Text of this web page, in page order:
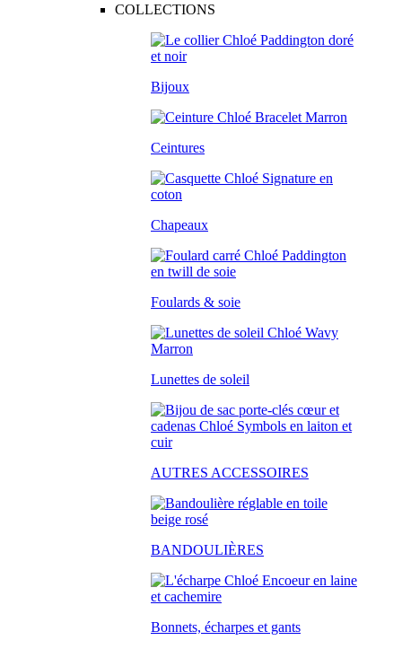
COLLECTIONS
Bijoux
Ceintures
Chapeaux
Foulards & soie
Lunettes de soleil
AUTRES ACCESSOIRES
BANDOULIÈRES
Bonnets, écharpes et gants